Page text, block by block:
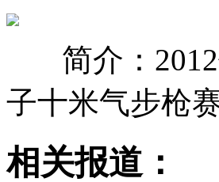
简介：
子十米气步枪
相关报道：